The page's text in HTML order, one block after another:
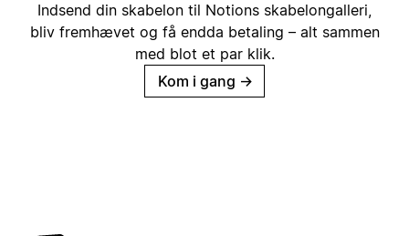
Indsend din skabelon til Notions skabelongalleri,
bliv fremhævet og få endda betaling – alt sammen
med blot et par klik.
Kom i gang →